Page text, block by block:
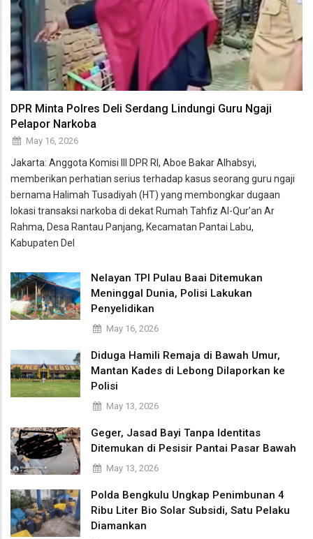
DPR Minta Polres Deli Serdang Lindungi Guru Ngaji
Pelapor Narkoba
May 16, 2026
Jakarta: Anggota Komisi III DPR RI, Aboe Bakar Alhabsyi,
memberikan perhatian serius terhadap kasus seorang guru ngaji
bernama Halimah Tusadiyah (HT) yang membongkar dugaan
lokasi transaksi narkoba di dekat Rumah Tahfiz Al-Qur’an Ar
Rahma, Desa Rantau Panjang, Kecamatan Pantai Labu,
Kabupaten Del
Nelayan TPI Pulau Baai Ditemukan
Meninggal Dunia, Polisi Lakukan
Penyelidikan
May 16, 2026
Diduga Hamili Remaja di Bawah Umur,
Mantan Kades di Lebong Dilaporkan ke
Polisi
May 13, 2026
Geger, Jasad Bayi Tanpa Identitas
Ditemukan di Pesisir Pantai Pasar Bawah
May 13, 2026
Polda Bengkulu Ungkap Penimbunan 4
Ribu Liter Bio Solar Subsidi, Satu Pelaku
Diamankan